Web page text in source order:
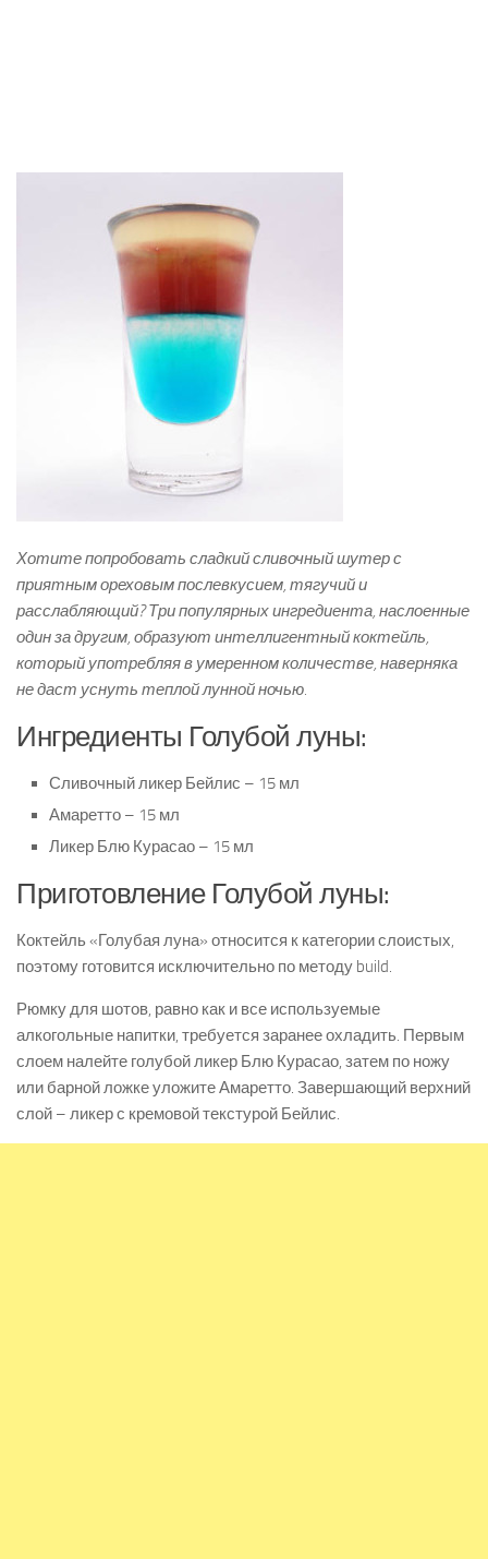
Хотите попробовать сладкий сливочный шутер с
приятным ореховым послевкусием, тягучий и
расслабляющий? Три популярных ингредиента, наслоенные
один за другим, образуют интеллигентный коктейль,
который употребляя в умеренном количестве, наверняка
не даст уснуть теплой лунной ночью.
Ингредиенты Голубой луны:
Сливочный ликер Бейлис – 15 мл
Амаретто – 15 мл
Ликер Блю Курасао – 15 мл
Приготовление Голубой луны:
Коктейль «Голубая луна» относится к категории слоистых,
поэтому готовится исключительно по методу build.
Рюмку для шотов, равно как и все используемые
алкогольные напитки, требуется заранее охладить. Первым
слоем налейте голубой ликер Блю Курасао, затем по ножу
или барной ложке уложите Амаретто. Завершающий верхний
слой – ликер с кремовой текстурой Бейлис.